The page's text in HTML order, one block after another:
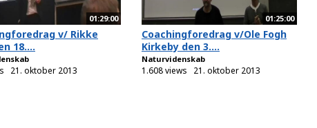
01:29:00
v/ Rikke
18....
21. oktober 2013
01:25:00
Coachingforedrag v/Ole Fogh
Kirkeby den 3....
Naturvidenskab
1.608 views 21. oktober 2013